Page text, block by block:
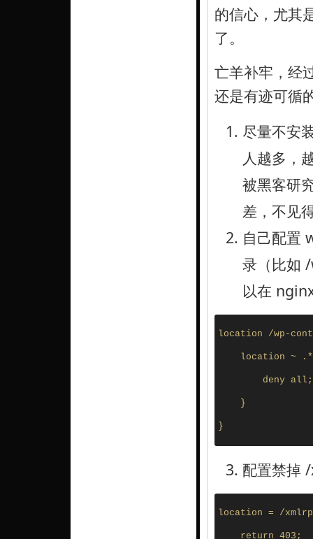
的信心，尤其
了。
亡羊补牢，经
还是有迹可循
尽量不安
人越多，
被黑客研
差，不见
自己配置
录（比如
以在
location /wp-
location ~
        deny all;
    }
}
配置禁掉
location = /
    return 403;